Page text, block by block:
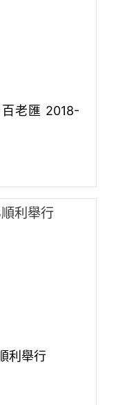
老匯 2018-
利舉行